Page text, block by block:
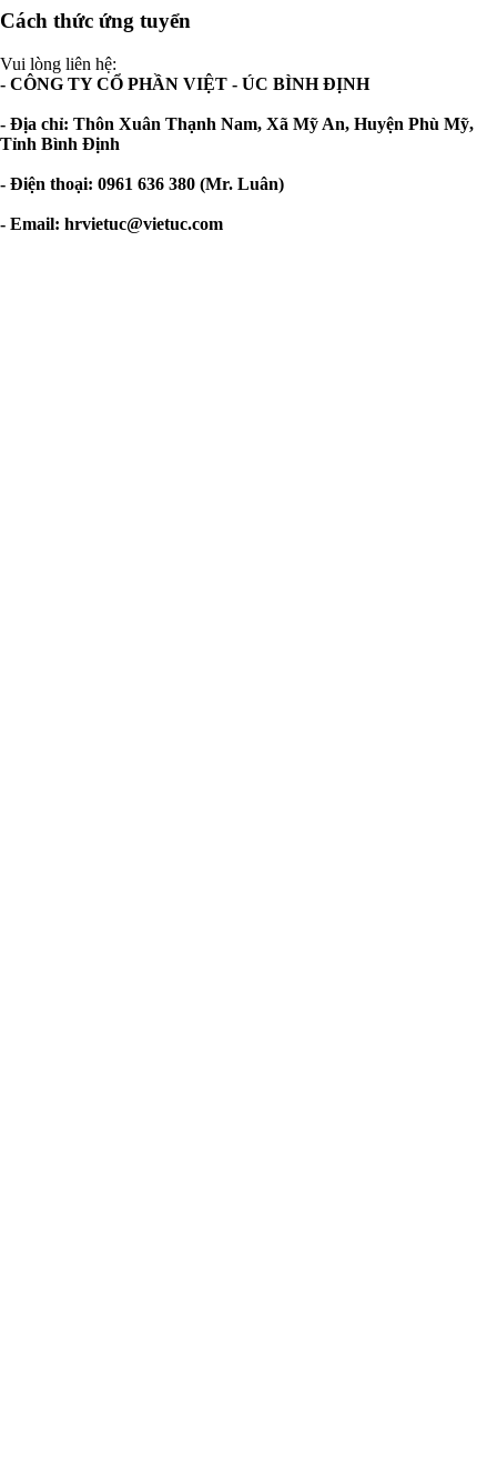
Cách thức ứng tuyển
Vui lòng liên hệ:
- CÔNG TY CỔ PHẦN VIỆT - ÚC BÌNH ĐỊNH
- Địa chỉ: Thôn Xuân Thạnh Nam, Xã Mỹ An, Huyện Phù Mỹ,
Tỉnh Bình Định
- Điện thoại: 0961 636 380 (Mr. Luân)
- Email: hrvietuc@vietuc.com